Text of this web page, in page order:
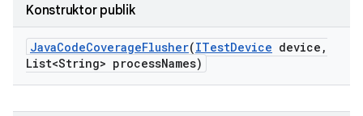
Konstruktor publik
JavaCodeCoverageFlusher(ITestDevice device ,
List<String> processNames)